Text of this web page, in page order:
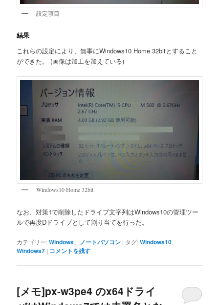
設定項目
結果
これらの設定により、無事にWindows10 Home 32bitとすること
ができた。 (画像は加工を加えている)
Windows10 Home 32bit
なお、対策1で削除したドライブ文字列はWindows10の管理ツー
ルで再度Dドライブとして割り当てを行った。
カテゴリー:Windows ノートパソコン | タグ:Windows10
Windows7 | コメントを残す
[メモ]px-w3pe4 のx64ドライ